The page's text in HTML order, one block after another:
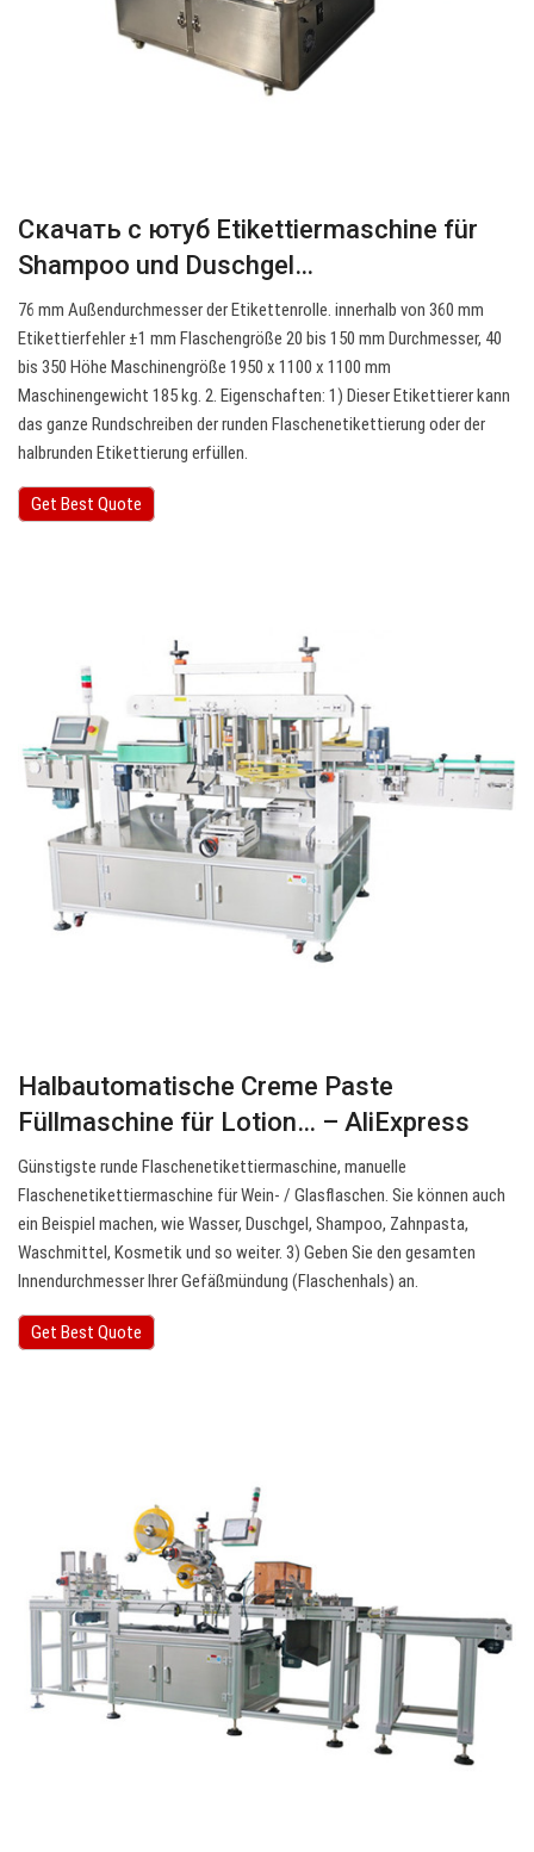
Скачать с ютуб Etikettiermaschine für
Shampoo und Duschgel…
76 mm Außendurchmesser der Etikettenrolle. innerhalb von 360 mm
Etikettierfehler ±1 mm Flaschengröße 20 bis 150 mm Durchmesser, 40
bis 350 Höhe Maschinengröße 1950 x 1100 x 1100 mm
Maschinengewicht 185 kg. 2. Eigenschaften: 1) Dieser Etikettierer kann
das ganze Rundschreiben der runden Flaschenetikettierung oder der
halbrunden Etikettierung erfüllen.
Get Best Quote
Halbautomatische Creme Paste
Füllmaschine für Lotion… – AliExpress
Günstigste runde Flaschenetikettiermaschine, manuelle
Flaschenetikettiermaschine für Wein- / Glasflaschen. Sie können auch
ein Beispiel machen, wie Wasser, Duschgel, Shampoo, Zahnpasta,
Waschmittel, Kosmetik und so weiter. 3) Geben Sie den gesamten
Innendurchmesser Ihrer Gefäßmündung (Flaschenhals) an.
Get Best Quote